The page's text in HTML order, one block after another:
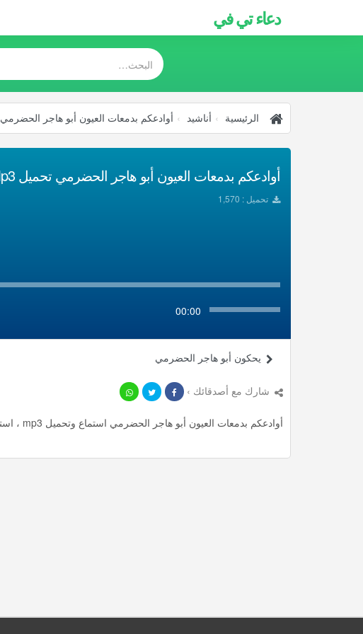
دعاء تي في
الرئيسية أناشيد أوادعكم بدمعات العيون أبو هاجر الحضرمي
أوادعكم بدمعات العيون أبو هاجر الحضرمي تحميل Mp3
تحميل : 1,570
00:00
يحكون أبو هاجر الحضرمي
شارك مع أصدقائك ›
أوادعكم بدمعات العيون أبو هاجر الحضرمي استماع وتحميل mp3 ، استمع لأأكثر من 3.62 دقيقة من أناشيد المميزة مجانا.